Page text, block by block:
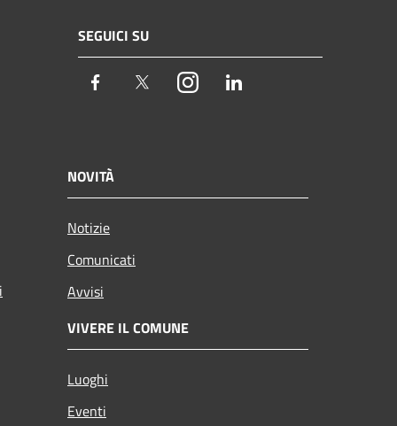
SEGUICI SU
Facebook TwitterInstagram
NOVITÀ
Notizie
Comunicati
Avvisi
VIVERE IL COMUNE
Luoghi
Eventi